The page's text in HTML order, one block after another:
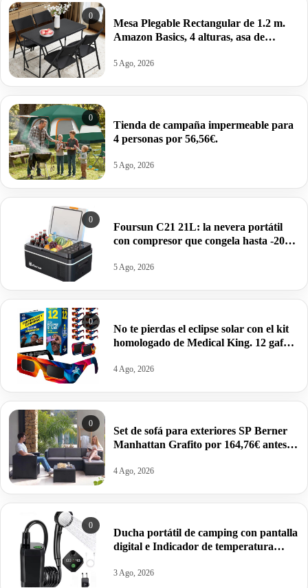
0
Mesa Plegable Rectangular de 1.2 m.
Amazon Basics, 4 alturas, asa de
22,99€ antes 39,95€.
5 Ago, 2026
0
Tienda de campaña impermeable para
4 personas por 56,56€.
5 Ago, 2026
0
Foursun C21 21L: la nevera portátil
con compresor que congela hasta -20
5 Ago, 2026
0
No te pierdas el eclipse solar con el kit
homologado de Medical King. 12 gafas
4 Ago, 2026
0
Set de sofá para exteriores SP Berner
Manhattan Grafito por 164,76€ antes
4 Ago, 2026
0
Ducha portátil de camping con pantalla
digital e Indicador de temperatura
3 Ago, 2026